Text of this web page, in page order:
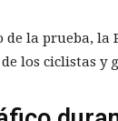
la prueba, la
los ciclistas y